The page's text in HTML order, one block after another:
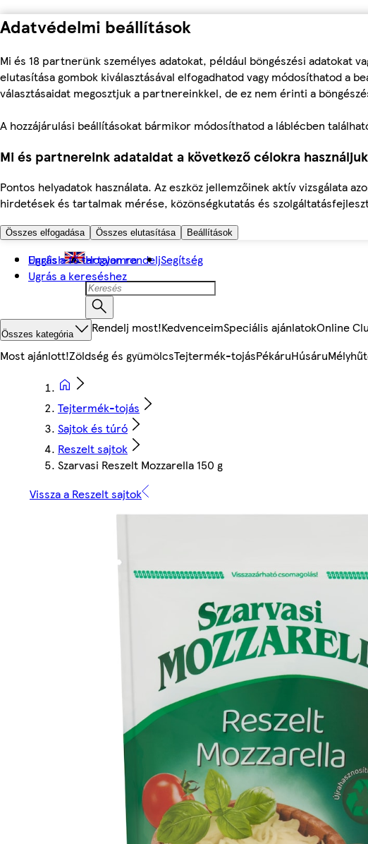
Adatvédelmi beállítások
Mi és 18 partnerünk személyes adatokat, például böngészési adatokat
elutasítása gombok kiválasztásával elfogadhatod vagy módosíthatod a
választásaidat megosztjuk a partnereinkkel, de ez nem érinti a
A hozzájárulási beállításokat bármikor módosíthatod a láblécben
Mi és partnereink adataidat a következő célokra
Pontos helyadatok használata. Az eszköz jellemzőinek aktív vizsgálata
hirdetések és tartalmak mérése, közönségkutatás és
Összes elfogadása Összes elutasítása Beállítások
Ugrás a fő tartalomra
Ugrás a kereséshez
English Hogyan rendeljSegítség
Összes kategória Rendelj most!KedvenceimSpeciális ajánlatokOnline
Most ajánlott!Zöldség és gyümölcsTejtermék-tojásPékáruHúsáru
Tejtermék-tojás
Sajtok és túró
Reszelt sajtok
Szarvasi Reszelt Mozzarella 150 g
Vissza a Reszelt sajtok